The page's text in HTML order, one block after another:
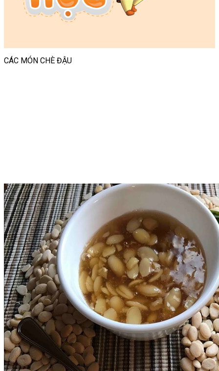
CÁC MÓN CHÈ ĐẬU